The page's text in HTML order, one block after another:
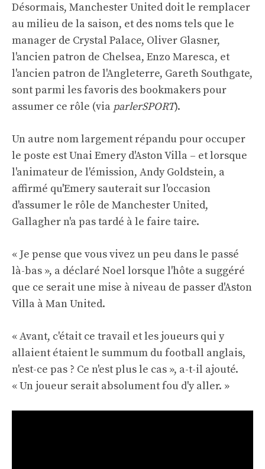
Désormais, Manchester United doit le remplacer
au milieu de la saison, et des noms tels que le
manager de Crystal Palace, Oliver Glasner,
l'ancien patron de Chelsea, Enzo Maresca, et
l'ancien patron de l'Angleterre, Gareth Southgate,
sont parmi les favoris des bookmakers pour
assumer ce rôle (via parlerSPORT).
Un autre nom largement répandu pour occuper
le poste est Unai Emery d'Aston Villa – et lorsque
l'animateur de l'émission, Andy Goldstein, a
affirmé qu'Emery sauterait sur l'occasion
d'assumer le rôle de Manchester United,
Gallagher n'a pas tardé à le faire taire.
« Je pense que vous vivez un peu dans le passé
là-bas », a déclaré Noel lorsque l'hôte a suggéré
que ce serait une mise à niveau de passer d'Aston
Villa à Man United.
« Avant, c'était ce travail et les joueurs qui y
allaient étaient le summum du football anglais,
n'est-ce pas ? Ce n'est plus le cas », a-t-il ajouté.
« Un joueur serait absolument fou d'y aller. »